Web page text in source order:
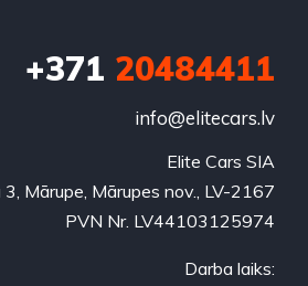
+371 20484411
info@elitecars.lv
Elite Cars SIA
3, Mārupe, Mārupes nov., LV-2167
PVN Nr. LV44103125974
Darba laiks: